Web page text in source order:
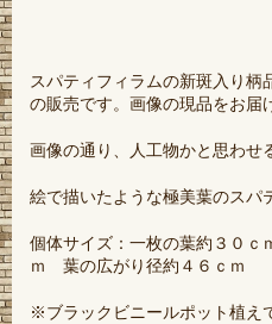
スパティフィラムの新斑入り
の販売です。画像の現品をお届
画像の通り、人工物かと思わせ
絵で描いたような極美葉のスパ
個体サイズ：一枚の葉約３０ｃ
ｍ 葉の広がり径約４６ｃｍ
※ブラックビニールポット植え